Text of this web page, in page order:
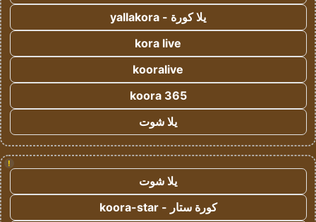
يلا كورة - yallakora
kora live
kooralive
koora 365
يلا شوت
!
يلا شوت
كورة ستار - koora-star